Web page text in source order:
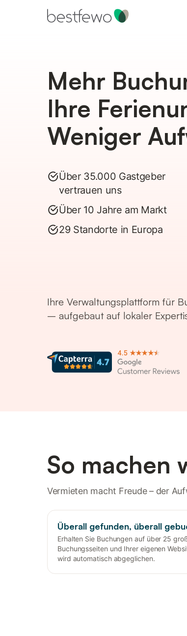
Mehr
Ihre
Weniger
Über 35.000 Gastgeber
vertrauen uns
Über 10 Jahre am Markt
29 Standorte in Europa
Ihre Verwaltungsplattform für
– aufgebaut auf lokaler
So machen
Vermieten macht Freude – der
Überall gefunden, überall
Erhalten Sie Buchungen auf über 25
Buchungsseiten und Ihrer eigenen
wird automatisch abgeglichen.